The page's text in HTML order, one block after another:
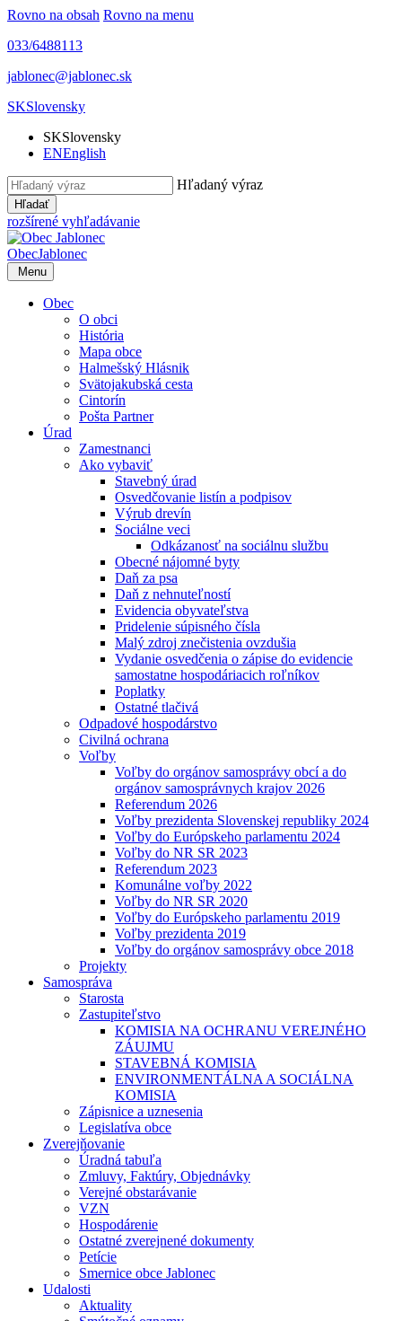
Rovno na obsah Rovno na menu
033/6488113
jablonec@jablonec.sk
SKSlovensky
SKSlovensky
ENEnglish
Hľadaný výraz
Hľadať
rozšírené vyhľadávanie
ObecJablonec
Menu
Obec
O obci
História
Mapa obce
Halmešský Hlásnik
Svätojakubská cesta
Cintorín
Pošta Partner
Úrad
Zamestnanci
Ako vybaviť
Stavebný úrad
Osvedčovanie listín a podpisov
Výrub drevín
Sociálne veci
Odkázanosť na sociálnu službu
Obecné nájomné byty
Daň za psa
Daň z nehnuteľností
Evidencia obyvateľstva
Pridelenie súpisného čísla
Malý zdroj znečistenia ovzdušia
Vydanie osvedčenia o zápise do evidencie
samostatne hospodáriacich roľníkov
Poplatky
Ostatné tlačivá
Odpadové hospodárstvo
Civilná ochrana
Voľby
Voľby do orgánov samosprávy obcí a do
orgánov samosprávnych krajov 2026
Referendum 2026
Voľby prezidenta Slovenskej republiky 2024
Voľby do Európskeho parlamentu 2024
Voľby do NR SR 2023
Referendum 2023
Komunálne voľby 2022
Voľby do NR SR 2020
Voľby do Európskeho parlamentu 2019
Voľby prezidenta 2019
Voľby do orgánov samosprávy obce 2018
Projekty
Samospráva
Starosta
Zastupiteľstvo
KOMISIA NA OCHRANU VEREJNÉHO
ZÁUJMU
STAVEBNÁ KOMISIA
ENVIRONMENTÁLNA A SOCIÁLNA
KOMISIA
Zápisnice a uznesenia
Legislatíva obce
Zverejňovanie
Úradná tabuľa
Zmluvy, Faktúry, Objednávky
Verejné obstarávanie
VZN
Hospodárenie
Ostatné zverejnené dokumenty
Petície
Smernice obce Jablonec
Udalosti
Aktuality